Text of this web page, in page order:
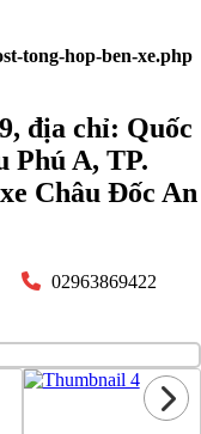
tong-hop-ben-xe.php
địa chỉ: Quốc
Phú A, TP.
Châu Đốc An
02963869422